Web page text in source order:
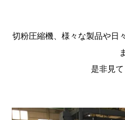
切粉圧縮機、様々な製品や日
是非見